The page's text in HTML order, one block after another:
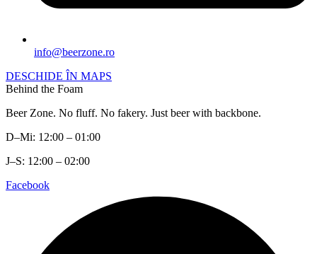
info@beerzone.ro
DESCHIDE ÎN MAPS
Behind the Foam
Beer Zone. No fluff. No fakery. Just beer with backbone.
D–Mi: 12:00 – 01:00
J–S: 12:00 – 02:00
Facebook